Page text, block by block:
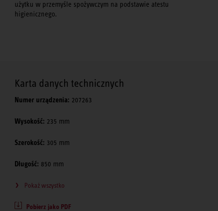
użytku w przemyśle spożywczym na podstawie atestu
higienicznego.
Karta danych technicznych
Numer urządzenia: 207263
Wysokość: 235 mm
Szerokość: 305 mm
Długość: 850 mm
Pokaż wszystko
Pobierz jako PDF